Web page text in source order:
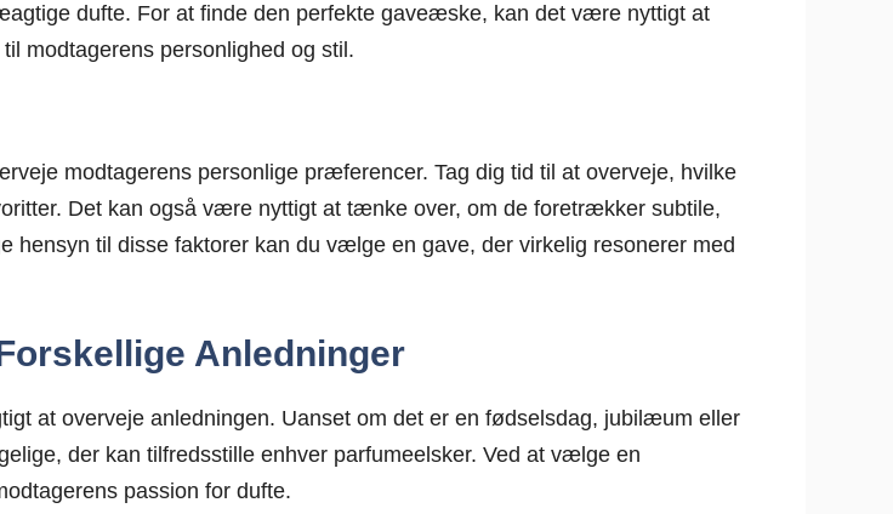
dufte. For at finde den perfekte gaveæske, kan det være nyttigt at
modtagerens personlighed og stil.
modtagerens personlige præferencer. Tag dig tid til at overveje, hvilke
Det kan også være nyttigt at tænke over, om de foretrækker subtile,
hensyn til disse faktorer kan du vælge en gave, der virkelig resonerer med
Anledninger
at overveje anledningen. Uanset om det er en fødselsdag, jubilæum eller
der kan tilfredsstille enhver parfumeelsker. Ved at vælge en
passion for dufte.